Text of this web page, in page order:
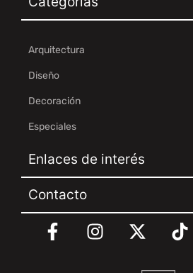
Arquitectura
Diseño
Decoración
Especiales
Enlaces de interés
Contacto